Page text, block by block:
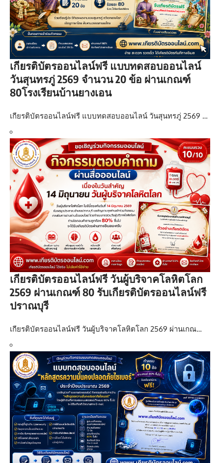
เกียรติบัตรออนไลน์ฟรี แบบทดสอบออนไลน์
วันสุนทรภู่ 2569 จำนวน 20 ข้อ ผ่านเกณฑ์
80โรงเรียนบ้านยางเอน
เกียรติบัตรออนไลน์ฟรี แบบทดสอบออนไลน์ วันสุนทรภู่ 2569 …
เกียรติบัตรออนไลน์ฟรี วันผู้บริจาคโลหิตโลก
2569 ผ่านเกณฑ์ 80 รับเกียรติบัตรออนไลน์ฟรี
ปราณบุรี
เกียรติบัตรออนไลน์ฟรี วันผู้บริจาคโลหิตโลก 2569 ผ่านเกณ…